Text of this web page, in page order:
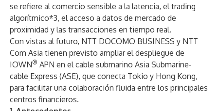
se refiere al comercio sensible a la latencia, el trading
algorítmico*3, el acceso a datos de mercado de
proximidad y las transacciones en tiempo real.
Con vistas al futuro, NTT DOCOMO BUSINESS y NTT
Com Asia tienen previsto ampliar el despliegue de
IOWN® APN en el cable submarino Asia Submarine-
cable Express (ASE), que conecta Tokio y Hong Kong,
para facilitar una colaboración fluida entre los principales
centros financieros.